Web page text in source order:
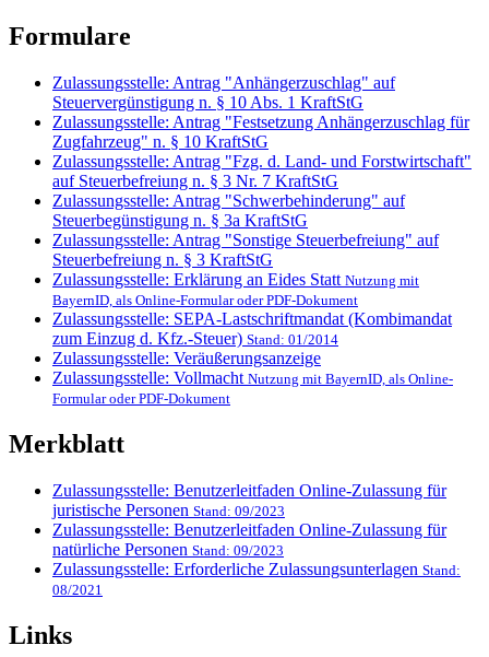
Formulare
Zulassungsstelle: Antrag "Anhängerzuschlag" auf
Steuervergünstigung n. § 10 Abs. 1 KraftStG
Zulassungsstelle: Antrag "Festsetzung Anhängerzuschlag für
Zugfahrzeug" n. § 10 KraftStG
Zulassungsstelle: Antrag "Fzg. d. Land- und Forstwirtschaft"
auf Steuerbefreiung n. § 3 Nr. 7 KraftStG
Zulassungsstelle: Antrag "Schwerbehinderung" auf
Steuerbegünstigung n. § 3a KraftStG
Zulassungsstelle: Antrag "Sonstige Steuerbefreiung" auf
Steuerbefreiung n. § 3 KraftStG
Zulassungsstelle: Erklärung an Eides Statt Nutzung mit
BayernID, als Online-Formular oder PDF-Dokument
Zulassungsstelle: SEPA-Lastschriftmandat (Kombimandat
zum Einzug d. Kfz.-Steuer) Stand: 01/2014
Zulassungsstelle: Veräußerungsanzeige
Zulassungsstelle: Vollmacht Nutzung mit BayernID, als Online-
Formular oder PDF-Dokument
Merkblatt
Zulassungsstelle: Benutzerleitfaden Online-Zulassung für
juristische Personen Stand: 09/2023
Zulassungsstelle: Benutzerleitfaden Online-Zulassung für
natürliche Personen Stand: 09/2023
Zulassungsstelle: Erforderliche Zulassungsunterlagen Stand:
08/2021
Links